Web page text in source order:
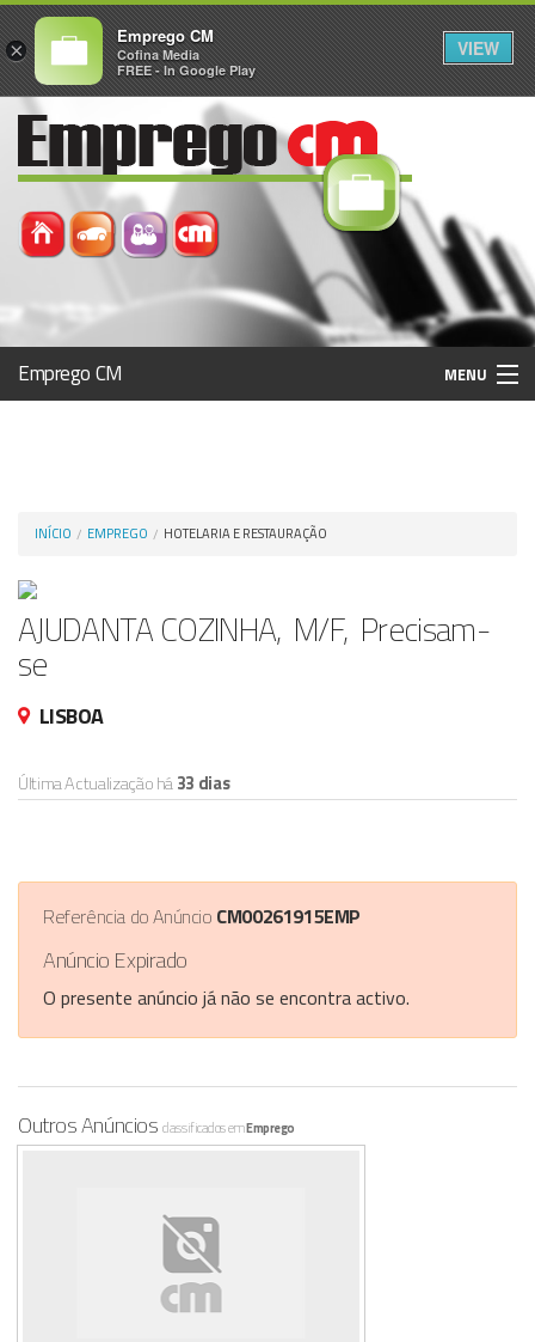
Emprego CM MENU
INÍCIO EMPREGO HOTELARIA E RESTAURAÇÃO
AJUDANTA COZINHA, M/F, Precisam-
se
LISBOA
Última Actualização há33 dias
Referência do Anúncio CM00261915EMP
Anúncio Expirado
O presente anúncio já não se encontra activo.
Outros Anúncios classificados emEmprego
×
Emprego CM
Cofina Media
FREE - In Google Play
VIEW